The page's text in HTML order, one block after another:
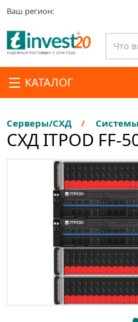
Ваш регион:
КАТАЛОГ
Серверы/СХД
СХД ITPOD FF-